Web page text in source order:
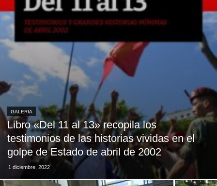
GALERIA
Libro «Del 11 al 13» recopila los
testimonios de las historias vividas en el
golpe de Estado de abril de 2002
1 diciembre, 2022